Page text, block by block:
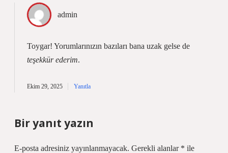
admin
Toygar! Yorumlarınızın bazıları bana uzak gelse de
teşekkür ederim.
Ekim 29, 2025 Yanıtla
Bir yanıt yazın
E-posta adresiniz yayınlanmayacak. Gerekli alanlar * ile